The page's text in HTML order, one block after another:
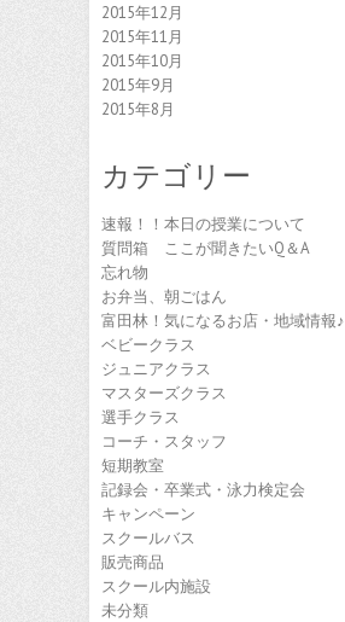
2015年12月
2015年11月
2015年10月
2015年9月
2015年8月
カテゴリー
速報！！本日の授業について
質問箱 ここが聞きたいQ＆A
忘れ物
お弁当、朝ごはん
富田林！気になるお店・地域情報♪
ベビークラス
ジュニアクラス
マスターズクラス
選手クラス
コーチ・スタッフ
短期教室
記録会・卒業式・泳力検定会
キャンペーン
スクールバス
販売商品
スクール内施設
未分類